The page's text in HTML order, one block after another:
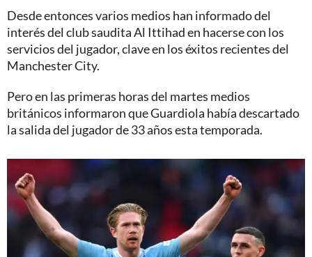
Desde entonces varios medios han informado del
interés del club saudita Al Ittihad en hacerse con los
servicios del jugador, clave en los éxitos recientes del
Manchester City.
Pero en las primeras horas del martes medios
británicos informaron que Guardiola había descartado
la salida del jugador de 33 años esta temporada.